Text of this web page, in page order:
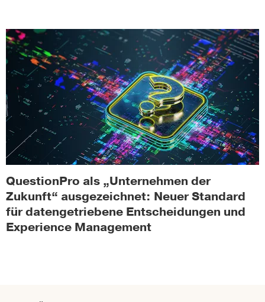
QuestionPro als „Unternehmen der
Zukunft“ ausgezeichnet: Neuer Standard
für datengetriebene Entscheidungen und
Experience Management